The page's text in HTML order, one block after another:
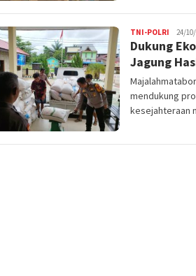
TNI-POLRI 24/
Dukung
Jagung
mendukung
kesejahteraan